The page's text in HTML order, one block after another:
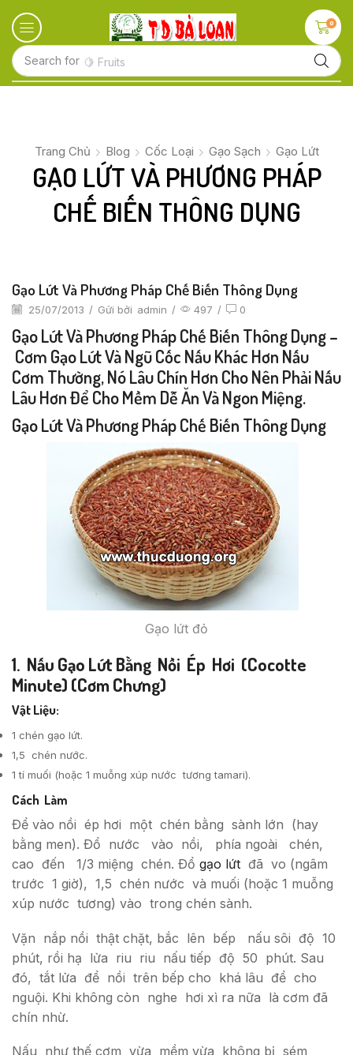
Search for 🍋 Fruits
0
Trang Chủ Blog Cốc Loại Gạo Sạch Gạo Lứt
GẠO LỨT VÀ PHƯƠNG PHÁP
CHẾ BIẾN THÔNG DỤNG
Gạo Lứt Và Phương Pháp Chế Biến Thông Dụng
25/07/2013 / Gửi bởi admin / 497 / 0
Gạo Lứt Và Phương Pháp Chế Biến Thông Dụng –
Cơm Gạo Lứt Và Ngũ Cốc Nấu Khác Hơn Nấu
Cơm Thường, Nó Lâu Chín Hơn Cho Nên Phải Nấu
Lâu Hơn Để Cho Mềm Dễ Ăn Và Ngon Miệng.
Gạo Lứt Và Phương Pháp Chế Biến Thông Dụng
Gạo lứt đỏ
1. Nấu Gạo Lứt Bằng Nồi Ép Hơi (cocotte
Minute) (cơm Chưng)
Vật Liệu:
1 chén gạo lứt.
1,5 chén nước.
1 tí muối (hoặc 1 muỗng xúp nước tương tamari).
Cách Làm
Ðể vào nồi ép hơi một chén bằng sành lớn (hay
bằng men). Ðổ nước vào nồi, phía ngoài chén,
cao đến 1/3 miệng chén. Ðổ gạo lứt đã vo (ngâm
trước 1 giờ), 1,5 chén nước và muối (hoặc 1 muỗng
xúp nước tương) vào trong chén sành.
Vặn nắp nồi thật chặt, bắc lên bếp nấu sôi độ 10
phút, rồi hạ lửa riu riu nấu tiếp độ 50 phút. Sau
đó, tắt lửa để nồi trên bếp cho khá lâu để cho
nguội. Khi không còn nghe hơi xì ra nữa là cơm đã
chín nhừ.
Nấu như thế cơm vừa mềm vừa không bị sém